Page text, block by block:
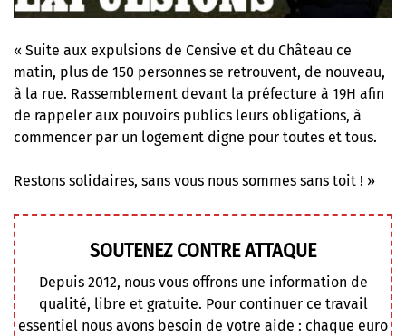
« Suite aux expulsions de Censive et du Château ce
matin, plus de 150 personnes se retrouvent, de nouveau,
à la rue. Rassemblement devant la préfecture à 19H afin
de rappeler aux pouvoirs publics leurs obligations, à
commencer par un logement digne pour toutes et tous.
Restons solidaires, sans vous nous sommes sans toit ! »
SOUTENEZ CONTRE ATTAQUE
Depuis 2012, nous vous offrons une information de
qualité, libre et gratuite. Pour continuer ce travail
essentiel nous avons besoin de votre aide : chaque euro